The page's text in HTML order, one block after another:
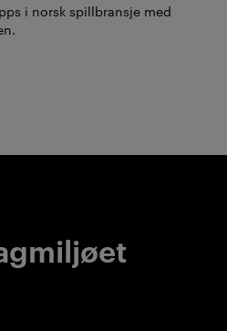
i norsk spillbransje med